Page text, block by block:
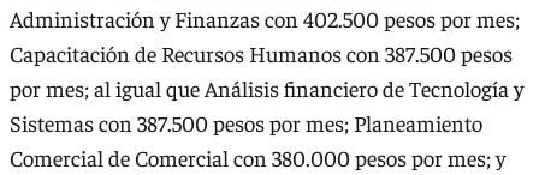
Administración y Finanzas con 402.500 pesos por mes;
Capacitación de Recursos Humanos con 387.500 pesos
por mes; al igual que Análisis financiero de Tecnología y
Sistemas con 387.500 pesos por mes; Planeamiento
Comercial de Comercial con 380.000 pesos por mes; y